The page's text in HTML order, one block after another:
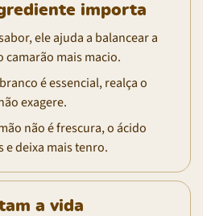
importa
ele ajuda a balancear a
camarão mais macio.
é essencial, realça o
exagere.
não é frescura, o ácido
e deixa mais tenro.
a vida